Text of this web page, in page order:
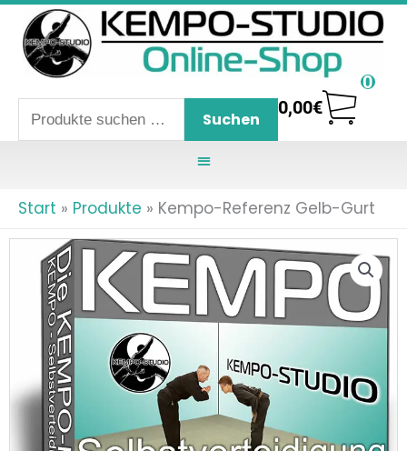
Zum
Inhalt
springen
Suchen
nach:
Suchen
0,00€
0
Start Produkte Kempo-Referenz Gelb-Gurt